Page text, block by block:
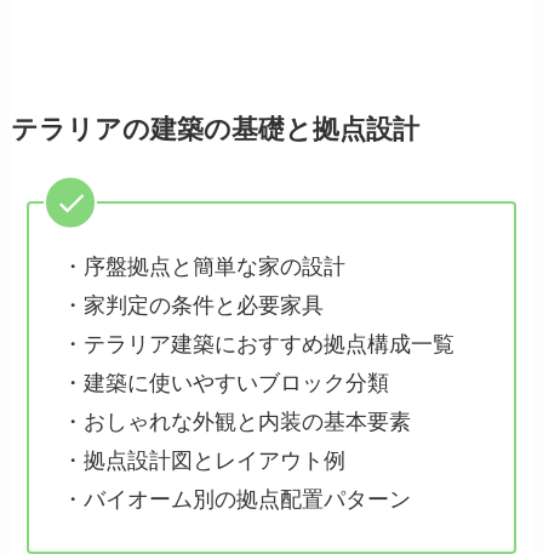
テラリアの建築の基礎と拠点設計
・序盤拠点と簡単な家の設計
・家判定の条件と必要家具
・テラリア建築におすすめ拠点構成一覧
・建築に使いやすいブロック分類
・おしゃれな外観と内装の基本要素
・拠点設計図とレイアウト例
・バイオーム別の拠点配置パターン